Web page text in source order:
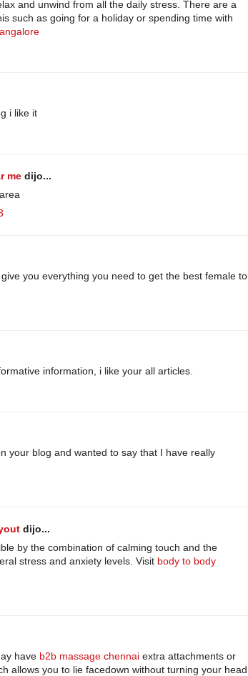
and unwind from all the daily stress. There are a
such as going for a holiday or spending time with
i like it
me dijo...
you everything you need to get the best female to
information, i like your all articles.
your blog and wanted to say that I have really
dijo...
by the combination of calming touch and the
stress and anxiety levels. Visit body to body
have b2b massage chennai extra attachments or
allows you to lie facedown without turning your head